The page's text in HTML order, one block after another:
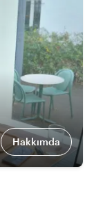
Hakkımda